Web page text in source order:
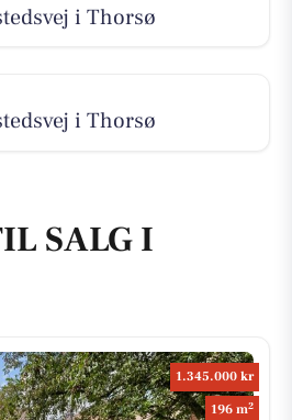
i Thorsø
i Thorsø
SALG I
1.345.000 kr
196 m2